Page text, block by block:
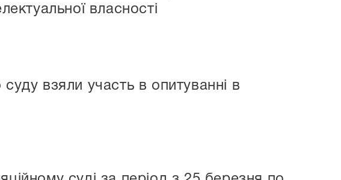
власності
взяли участь в опитуванні в